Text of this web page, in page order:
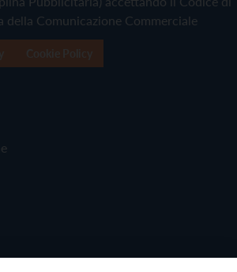
della Comunicazione Commerciale